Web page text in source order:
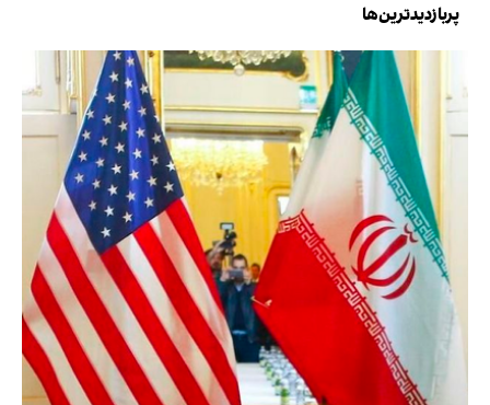
پربازدیدترین‌ها